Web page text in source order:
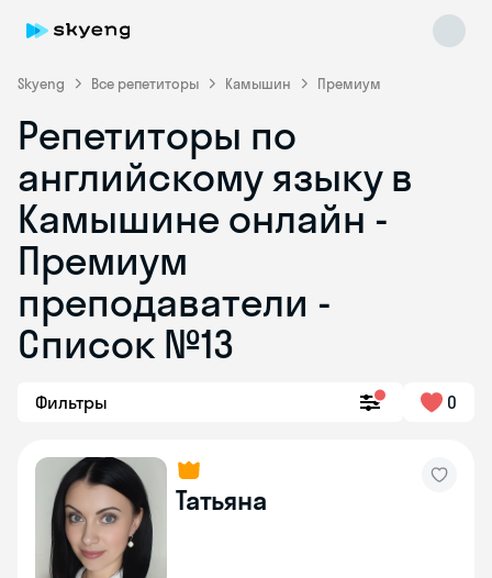
Skyeng Все репетиторы Камышин Премиум
Репетиторы по
английскому языку в
Камышине онлайн -
Премиум
преподаватели -
Список №13
Фильтры 0
Татьяна
Skyeng Chat
online